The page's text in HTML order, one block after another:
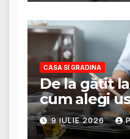
CASA SI GRADINA
De la gătit
cum alegi
tigăile
rezultat
9 IULIE 2026